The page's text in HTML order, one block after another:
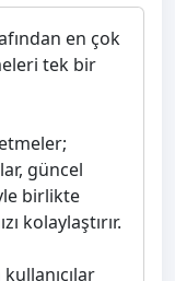
en çok
tek bir
güncel
birlikte
kolaylaştırır.